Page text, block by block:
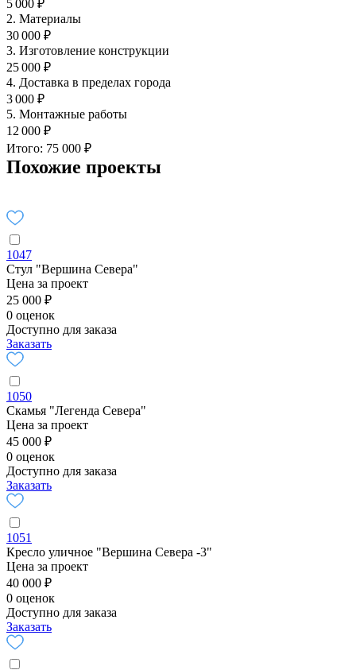
5 000 ₽
2. Материалы
30 000 ₽
3. Изготовление конструкции
25 000 ₽
4. Доставка в пределах города
3 000 ₽
5. Монтажные работы
12 000 ₽
Итого: 75 000 ₽
Похожие проекты
1047
Стул "Вершина Севера"
Цена за проект
25 000 ₽
0 оценок
Доступно для заказа
Заказать
1050
Скамья "Легенда Севера"
Цена за проект
45 000 ₽
0 оценок
Доступно для заказа
Заказать
1051
Кресло уличное "Вершина Севера -3"
Цена за проект
40 000 ₽
0 оценок
Доступно для заказа
Заказать